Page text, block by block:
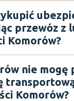
przewóz z
Komorów?
nie mogę
Komorów?